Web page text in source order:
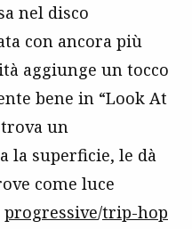
nel disco
con ancora più
aggiunge un tocco
bene in “Look At
un
la superficie, le dà
come luce
progressive/trip-hop